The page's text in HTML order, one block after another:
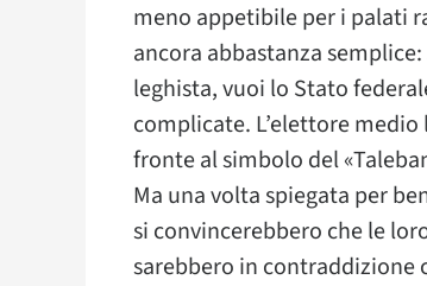
meno appetibile per i palati
ancora abbastanza
leghista, vuoi lo Stato
complicate. L’elettore
fronte al simbolo del
Ma una volta spiegata per
si convincerebbero che le
sarebbero in contraddizione